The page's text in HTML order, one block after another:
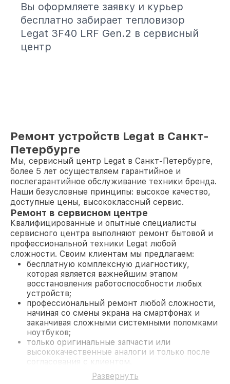
Вы оформляете заявку и курьер
бесплатно забирает тепловизор
Legat 3F40 LRF Gen.2 в сервисный
центр
Ремонт устройств Legat в Санкт-
Петербурге
Мы, сервисный центр Legat в Санкт-Петербурге,
более 5 лет осуществляем гарантийное и
послегарантийное обслуживание техники бренда.
Наши безусловные принципы: высокое качество,
доступные цены, высококлассный сервис.
Ремонт в сервисном центре
Квалифицированные и опытные специалисты
сервисного центра выполняют ремонт бытовой и
профессиональной техники Legat любой
сложности. Своим клиентам мы предлагаем:
бесплатную комплексную диагностику,
которая является важнейшим этапом
восстановления работоспособности любых
устройств;
профессиональный ремонт любой сложности,
начиная со смены экрана на смартфонах и
заканчивая сложными системными поломками
ноутбуков;
только оригинальные запчасти или
высококачественные аналоги и только после
согласования с клиентом.
На все работы и замененные комплектующие
предоставляется длительная гарантия. В случае
Развернуть